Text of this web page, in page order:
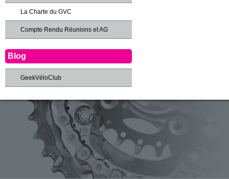
La Charte du GVC
Compte Rendu Réunions et AG
Blog
GeekVéloClub